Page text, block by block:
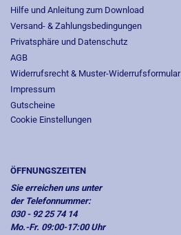
Hilfe und Anleitung zum Download
Versand- & Zahlungsbedingungen
Privatsphäre und Datenschutz
AGB
Widerrufsrecht & Muster-Widerrufsformular
Impressum
Gutscheine
Cookie Einstellungen
ÖFFNUNGSZEITEN
Sie erreichen uns unter
der Telefonnummer:
030 - 92 25 74 14
Mo.-Fr. 09:00-17:00 Uhr